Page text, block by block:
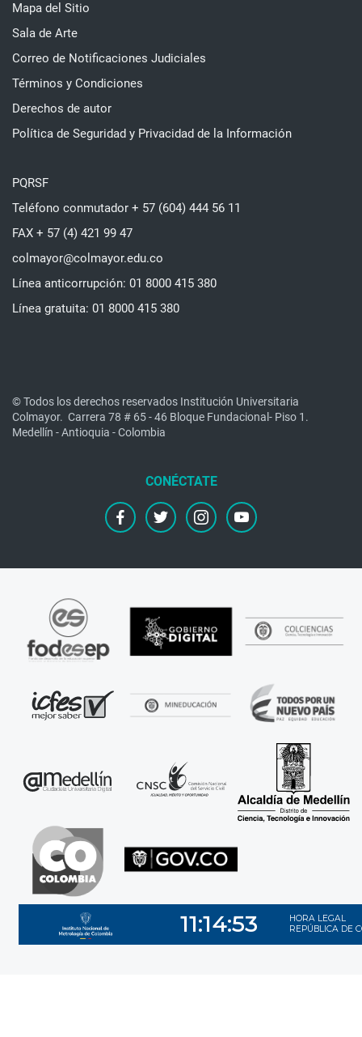
Mapa del Sitio
Sala de Arte
Correo de Notificaciones Judiciales
Términos y Condiciones
Derechos de autor
Política de Seguridad y Privacidad de la Información
PQRSF
Teléfono conmutador + 57 (604) 444 56 11
FAX + 57 (4) 421 99 47
colmayor@colmayor.edu.co
Línea anticorrupción: 01 8000 415 380
Línea gratuita: 01 8000 415 380
© Todos los derechos reservados Institución Universitaria
Colmayor. Carrera 78 # 65 - 46 Bloque Fundacional- Piso 1.
Medellín - Antioquia - Colombia
facebooktwitter instagramyoutube